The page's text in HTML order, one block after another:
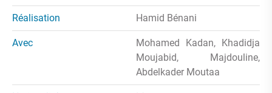
Réalisation Hamid Bénani
Avec
Mohamed Kadan, Khadidja
Moujabid, Majdouline,
Abdelkader Moutaa